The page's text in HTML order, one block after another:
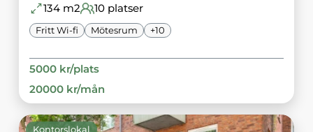
134m2 10platser
Fritt Wi-fi Mötesrum +10
5000kr/plats
20000kr/mån
Kontorslokal